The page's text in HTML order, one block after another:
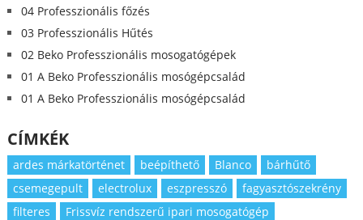
04 Professzionális főzés
03 Professzionális Hűtés
02 Beko Professzionális mosogatógépek
01 A Beko Professzionális mosógépcsalád
01 A Beko Professzionális mosógépcsalád
CÍMKÉK
ardes márkatörténet beépíthető Blanco
bárhűtő
csemegepult
electrolux eszpresszó
fagyasztószekrény
filteres
Frissvíz rendszerű ipari mosogatógép